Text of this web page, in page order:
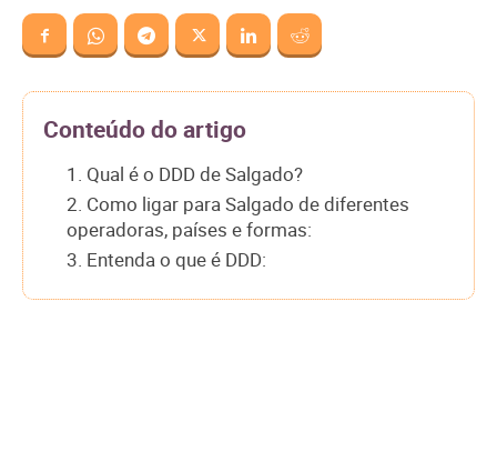
Conteúdo do artigo
1. Qual é o DDD de Salgado?
2. Como ligar para Salgado de diferentes
operadoras, países e formas:
3. Entenda o que é DDD: